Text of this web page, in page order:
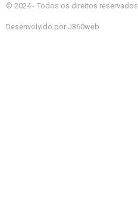
© 2024 - Todos os direitos reservados.
Desenvolvido por J360web